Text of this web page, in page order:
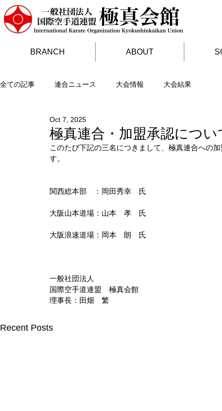
BRANCH ABOUT
全ての記事 連合ニュース 大会情報 大会結果
極真連合・加盟承認につい
Oct 7, 2025
このたび下記の三名につきまして、極真連合への
す。
関西総本部　：岡田秀幸　氏
大阪山本道場：山本　孝　氏
大阪浪速道場：岡本　朗　氏
一般社団法人
国際空手道連盟　極真会館
理事長：田畑　繁
Recent Posts